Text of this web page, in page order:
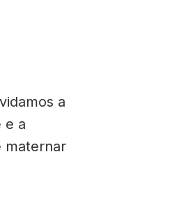
a
e a
maternar